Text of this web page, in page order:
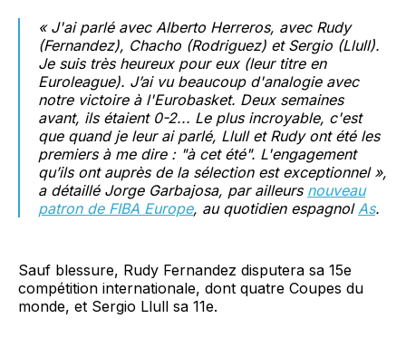
« J'ai parlé avec Alberto Herreros, avec Rudy
(Fernandez), Chacho (Rodriguez) et Sergio (Llull).
Je suis très heureux pour eux (leur titre en
Euroleague). J’ai vu beaucoup d'analogie avec
notre victoire à l'Eurobasket. Deux semaines
avant, ils étaient 0-2... Le plus incroyable, c'est
que quand je leur ai parlé, Llull et Rudy ont été les
premiers à me dire : "à cet été". L'engagement
qu’ils ont auprès de la sélection est exceptionnel »,
a détaillé Jorge Garbajosa, par ailleurs nouveau
patron de FIBA Europe, au quotidien espagnol As.
Sauf blessure, Rudy Fernandez disputera sa 15e
compétition internationale, dont quatre Coupes du
monde, et Sergio Llull sa 11e.